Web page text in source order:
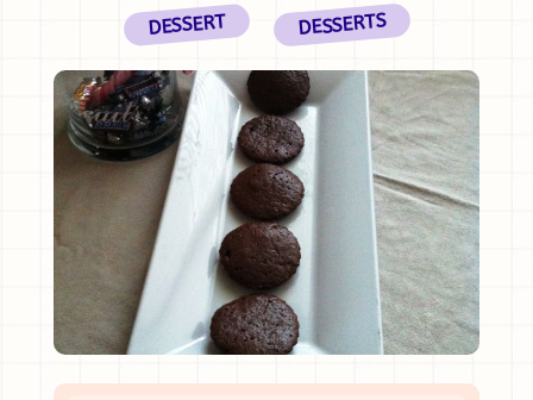
DESSERT DESSERTS